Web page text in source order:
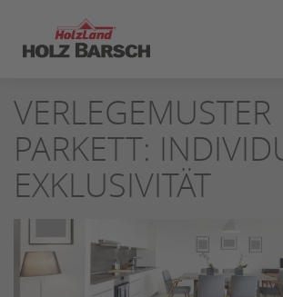
SEITENINHALT
SPRINGEN
VERLEGEMUSTER
PARKETT:
EXKLUSIVITÄT